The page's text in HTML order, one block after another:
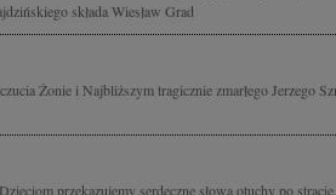
składa Wiesław Grad
Żonie i Najbliższym tragicznie zmarłego Jerzego
przekazujemy serdeczne słowa otuchy po